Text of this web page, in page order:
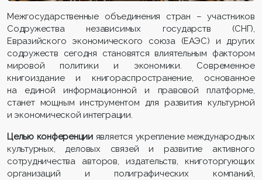
Межгосударственные объединения стран – участников
Содружества независимых государств (СНГ),
Евразийского экономического союза (ЕАЭС) и других
содружеств сегодня становятся влиятельным фактором
мировой политики и экономики. Современное
книгоиздание и книгораспространение, основанное
на единой информационной и правовой платформе,
станет мощным инструментом для развития культурной
и экономической интеграции.
Целью конференции является укрепление международных
культурных, деловых связей и развитие активного
сотрудничества авторов, издательств, книготоргующих
организаций и полиграфических компаний,